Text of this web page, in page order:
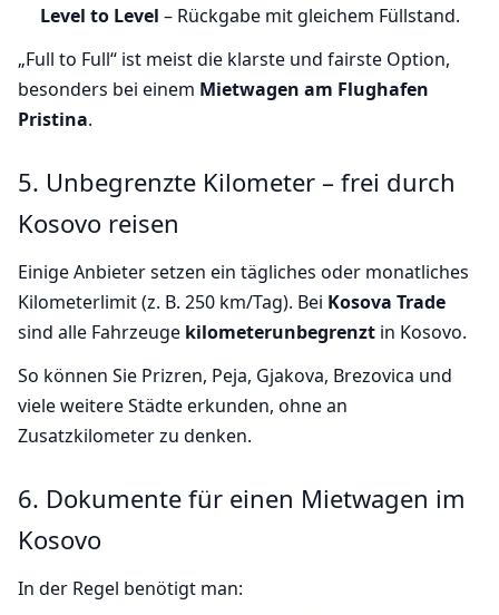
Level to Level – Rückgabe mit gleichem Füllstand.
„Full to Full“ ist meist die klarste und fairste Option,
besonders bei einem Mietwagen am Flughafen
Pristina.
5. Unbegrenzte Kilometer – frei durch
Kosovo reisen
Einige Anbieter setzen ein tägliches oder monatliches
Kilometerlimit (z. B. 250 km/Tag). Bei Kosova Trade
sind alle Fahrzeuge kilometerunbegrenzt in Kosovo.
So können Sie Prizren, Peja, Gjakova, Brezovica und
viele weitere Städte erkunden, ohne an
Zusatzkilometer zu denken.
6. Dokumente für einen Mietwagen im
Kosovo
In der Regel benötigt man: